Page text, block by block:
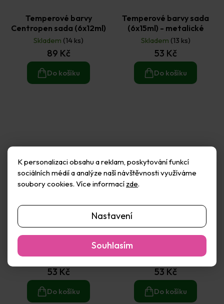
K personalizaci obsahu a reklam, poskytování funkcí
sociálních médií a analýze naší návštěvnosti využíváme
soubory cookies. Více informací zde.
Nastavení
Souhlasím
Temperové barvy
Centropen sada (6x12ml)
Skladem (14 ks)
89 Kč
Do košíku
Temperové barvy sada
(6x15ml) - metalické
Skladem (13 ks)
53 Kč
Do košíku
Temperové barvy sada
(6x15ml) - neonové
Skladem(8 ks)
53 Kč
Do košíku
Temperové barvy sada
(6x15ml) - pastelové
Skladem(15 ks)
53 Kč
Do košíku